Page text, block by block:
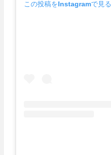
この投稿をInstagramで見る